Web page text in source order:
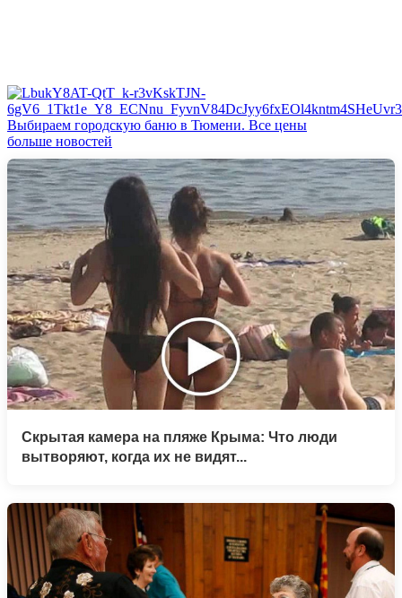
Выбираем городскую баню в Тюмени. Все цены
больше новостей
Скрытая камера на пляже Крыма: Что люди
вытворяют, когда их не видят...